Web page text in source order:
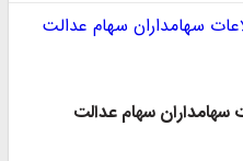
سهامداران سهام عدالت